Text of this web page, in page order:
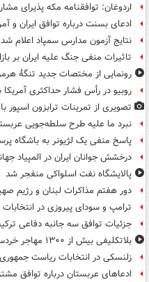
اردوغان: توافقنامه مکه پذیرای
ادعای بسنت درباره توافق ایران و
نتایج آزمون مدارس سمپاد اعلام شد
تاثیرات منفی جنگ علیه ایران بر
رونمایی از مختصات جدید تنگۀ
روبیو در رأس فشار حداکثری آمریکا
تصویری از تمرینات ترابزون اسپور
نبرد ما علیه طرح سلطه‌جویی
پاسخ منفی یک لژیونر به باشگاه
درخشش جوانان ایران در المپیاد
پالایشگاه نفت اسلواکی منفجر شد
دور هفتم مذاکرات لبنان و رژیم
ترامپ و سودای پیروزی در انتخابات
جزئیات توافق سه جانبه دفاعی
بلاتکلیفی بیش از ۱۳۰۰ مهاجر خردسال در سئوتای اسپانیا
زلنسکی در انتخابات ریاست
ادعاهای عربستان درباره توافق